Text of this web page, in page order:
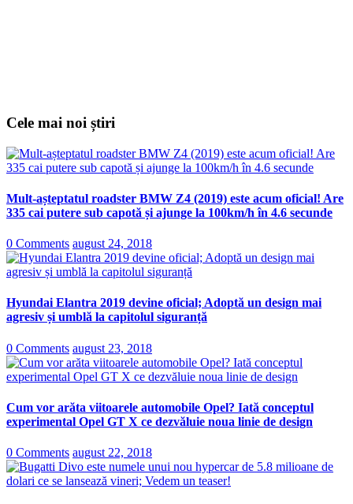
Cele mai noi știri
Mult-așteptatul roadster BMW Z4 (2019) este acum oficial! Are
335 cai putere sub capotă și ajunge la 100km/h în 4.6 secunde
0 Comments august 24, 2018
Hyundai Elantra 2019 devine oficial; Adoptă un design mai
agresiv și umblă la capitolul siguranță
0 Comments august 23, 2018
Cum vor arăta viitoarele automobile Opel? Iată conceptul
experimental Opel GT X ce dezvăluie noua linie de design
0 Comments august 22, 2018